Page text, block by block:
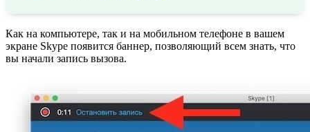
Как на компьютере, так и на мобильном телефоне в вашем
экране Skype появится баннер, позволяющий всем знать, что
вы начали запись вызова.